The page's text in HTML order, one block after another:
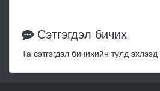
Сэтгэгдэл бичих
Та сэтгэгдэл бичихийн тулд эхлээд